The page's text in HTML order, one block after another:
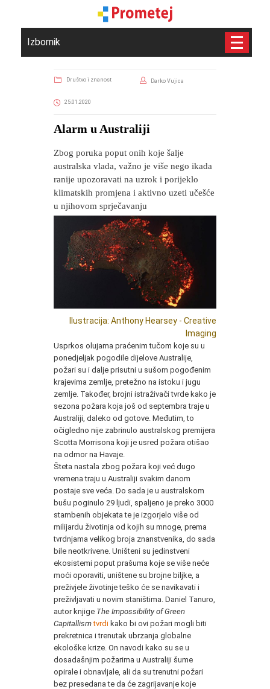
Izbornik
Društvo i znanost Darko Vujica
25.01.2020
Alarm u Australiji
Zbog poruka poput onih koje šalje
australska vlada, važno je više nego ikada
ranije upozoravati na uzrok i porijeklo
klimatskih promjena i aktivno uzeti učešće
u njihovom sprječavanju
Ilustracija: Anthony Hearsey - Creative
Imaging
Usprkos olujama praćenim tučom koje su u
ponedjeljak pogodile dijelove Australije,
požari su i dalje prisutni u sušom pogođenim
krajevima zemlje, pretežno na istoku i jugu
zemlje. Također, brojni istraživači tvrde kako je
sezona požara koja još od septembra traje u
Australiji, daleko od gotove. Međutim, to
očigledno nije zabrinulo australskog premijera
Scotta Morrisona koji je usred požara otišao
na odmor na Havaje.
Šteta nastala zbog požara koji već dugo
vremena traju u Australiji svakim danom
postaje sve veća. Do sada je u australskom
bušu poginulo 29 ljudi, spaljeno je preko 3000
stambenih objekata te je izgorjelo više od
milijardu životinja od kojih su mnoge, prema
tvrdnjama velikog broja znanstvenika, do sada
bile neotkrivene. Uništeni su jedinstveni
ekosistemi poput prašuma koje se više neće
moći oporaviti, uništene su brojne biljke, a
preživjele životinje teško će se navikavati i
preživljavati u novim staništima. Daniel Tanuro,
autor knjige The Impossibility of Green
Capitallismtvrdi kako bi ovi požari mogli biti
prekretnica i trenutak ubrzanja globalne
ekološke krize. On navodi kako su se u
dosadašnjim požarima u Australiji šume
opirale i obnavljale, ali da su trenutni požari
bez presedana te da će zagrijavanje koje